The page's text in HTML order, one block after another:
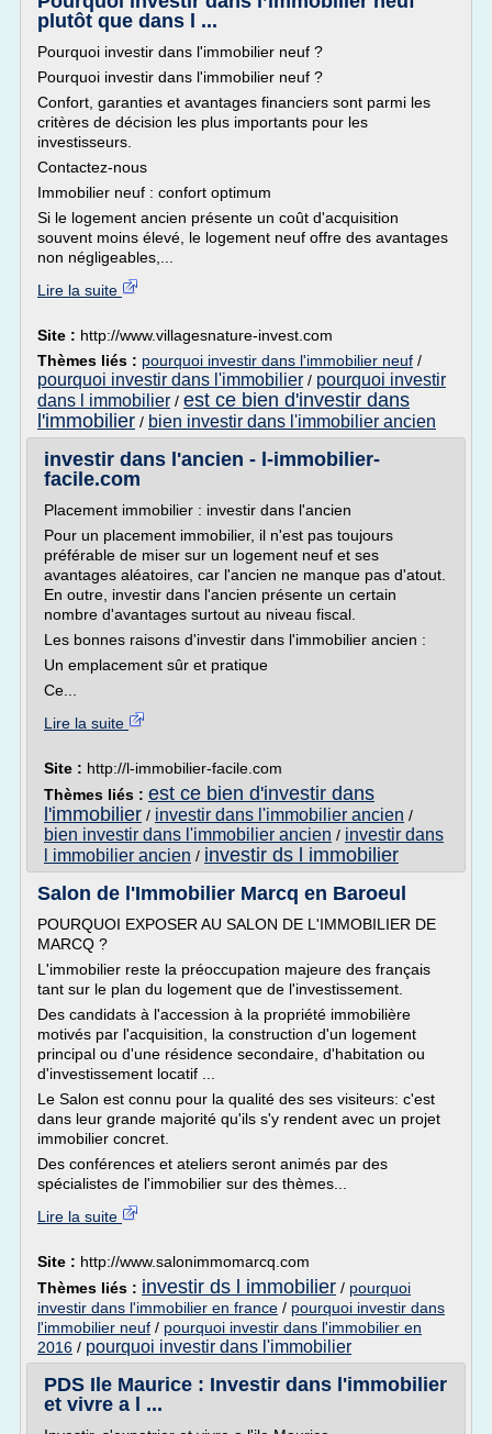
plutôt que dans l ...
Pourquoi investir dans l'immobilier neuf ?
Pourquoi investir dans l'immobilier neuf ?
Confort, garanties et avantages financiers sont parmi les
critères de décision les plus importants pour les
investisseurs.
Contactez-nous
Immobilier neuf : confort optimum
Si le logement ancien présente un coût d'acquisition
souvent moins élevé, le logement neuf offre des avantages
non négligeables,...
Lire la suite
Site : http://www.villagesnature-invest.com
Thèmes liés : pourquoi investir dans l'immobilier neuf /
pourquoi investir dans l'immobilier / pourquoi investir
dans l immobilier / est ce bien d'investir dans
l'immobilier / bien investir dans l'immobilier ancien
investir dans l'ancien - l-immobilier-
facile.com
Placement immobilier : investir dans l'ancien
Pour un placement immobilier, il n'est pas toujours
préférable de miser sur un logement neuf et ses
avantages aléatoires, car l'ancien ne manque pas d'atout.
En outre, investir dans l'ancien présente un certain
nombre d'avantages surtout au niveau fiscal.
Les bonnes raisons d'investir dans l'immobilier ancien :
Un emplacement sûr et pratique
Ce...
Lire la suite
Site : http://l-immobilier-facile.com
Thèmes liés : est ce bien d'investir dans
l'immobilier / investir dans l'immobilier ancien /
bien investir dans l'immobilier ancien / investir dans
l immobilier ancien / investir ds l immobilier
Salon de l'Immobilier Marcq en Baroeul
POURQUOI EXPOSER AU SALON DE L'IMMOBILIER DE
MARCQ ?
L'immobilier reste la préoccupation majeure des français
tant sur le plan du logement que de l'investissement.
Des candidats à l'accession à la propriété immobilière
motivés par l'acquisition, la construction d'un logement
principal ou d'une résidence secondaire, d'habitation ou
d'investissement locatif ...
Le Salon est connu pour la qualité des ses visiteurs: c'est
dans leur grande majorité qu'ils s'y rendent avec un projet
immobilier concret.
Des conférences et ateliers seront animés par des
spécialistes de l'immobilier sur des thèmes...
Lire la suite
Site : http://www.salonimmomarcq.com
Thèmes liés : investir ds l immobilier / pourquoi
investir dans l'immobilier en france / pourquoi investir dans
l'immobilier neuf / pourquoi investir dans l'immobilier en
2016 / pourquoi investir dans l'immobilier
PDS Ile Maurice : Investir dans l'immobilier
et vivre a l ...